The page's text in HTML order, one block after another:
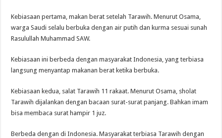
Kebiasaan pertama, makan berat setelah Tarawih. Menurut Osama,
warga Saudi selalu berbuka dengan air putih dan kurma sesuai sunah
Rasulullah Muhammad SAW.
Kebiasaan ini berbeda dengan masyarakat Indonesia, yang terbiasa
langsung menyantap makanan berat ketika berbuka.
Kebiasaan kedua, salat Tarawih 11 rakaat. Menurut Osama, sholat
Tarawih dijalankan dengan bacaan surat-surat panjang. Bahkan imam
bisa membaca surat hampir 1 juz.
Berbeda dengan di Indonesia. Masyarakat terbiasa Tarawih dengan